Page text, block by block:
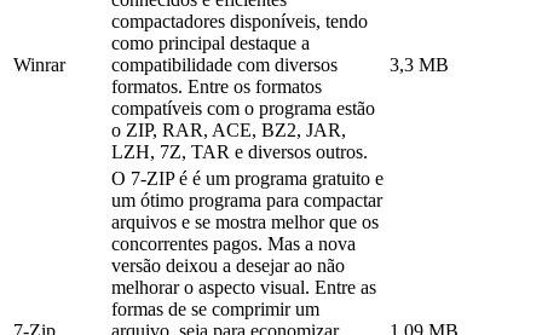
Winrar
compactadores disponíveis, tendo
como principal destaque a
compatibilidade com diversos
formatos. Entre os formatos
compatíveis com o programa estão
o ZIP, RAR, ACE, BZ2, JAR,
LZH, 7Z, TAR e diversos outros.
3,3 MB
7-Zip
O 7-ZIP é é um programa gratuito e
um ótimo programa para compactar
arquivos e se mostra melhor que os
concorrentes pagos. Mas a nova
versão deixou a desejar ao não
melhorar o aspecto visual. Entre as
formas de se comprimir um
arquivo, seja para economizar
1,09 MB